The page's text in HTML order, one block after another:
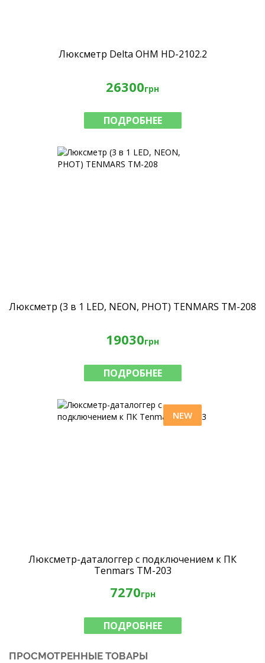
Люксметр Delta OHM HD-2102.2
26300грн
ПОДРОБНЕЕ
Люксметр (3 в 1 LED, NEON, PHOT) TENMARS ТМ-208
19030грн
ПОДРОБНЕЕ
NEW
Люксметр-даталоггер с подключением к ПК
Tenmars TM-203
7270грн
ПОДРОБНЕЕ
ПРОСМОТРЕННЫЕ ТОВАРЫ